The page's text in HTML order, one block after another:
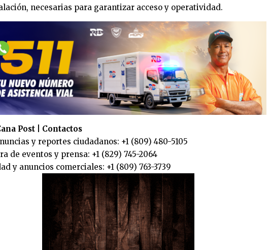
necesarias para garantizar acceso y operatividad.
Post | Contactos
y reportes ciudadanos: +1 (809) 480-5105
de eventos y prensa: +1 (829) 745-2064
y anuncios comerciales: +1 (809) 763-3739